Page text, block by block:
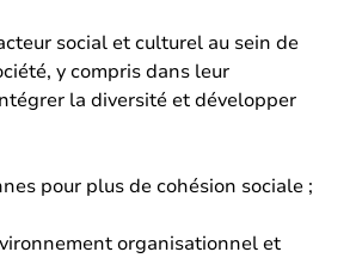
social et culturel au sein de
y compris dans leur
la diversité et développer
pour plus de cohésion sociale ;
organisationnel et